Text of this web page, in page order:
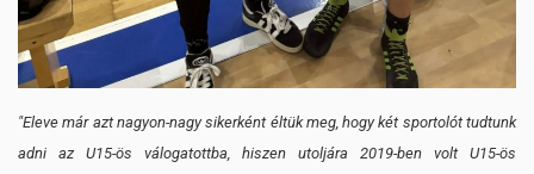
"Eleve már azt nagyon-nagy sikerként éltük meg, hogy két sportolót tudtunk
adni az U15-ös válogatottba, hiszen utoljára 2019-ben volt U15-ös